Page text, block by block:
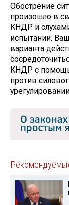
Обострение
произошло в
КНДР и
испытании.
варианта
КНДР с
против